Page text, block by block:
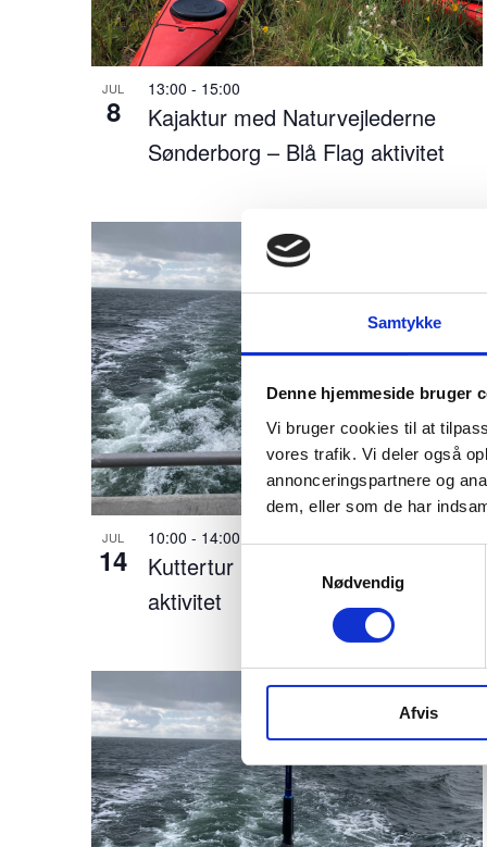
Samtykke
Denne hjemmeside bruger
Vi bruger cookies til at
vores trafik. Vi deler også
annonceringspartnere og
dem, eller som de har
Nødvendig
Afvis
i
v
e
d
e
r
m
e
d
d
e
e
r
e
d
JUL
8
Kajaktur med Naturvejlederne
Sønderborg – Blå Flag aktivitet
13:00 - 15:00
JUL
14
Kuttertur med NANA – Blå Flag
aktivitet
10:00 - 14:00